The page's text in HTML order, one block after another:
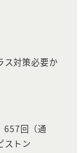
対策必要か
657回（通
ストン